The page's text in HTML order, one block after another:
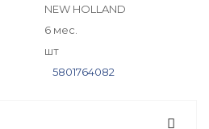
NEW HOLLAND
6 мес.
шт
5801764082